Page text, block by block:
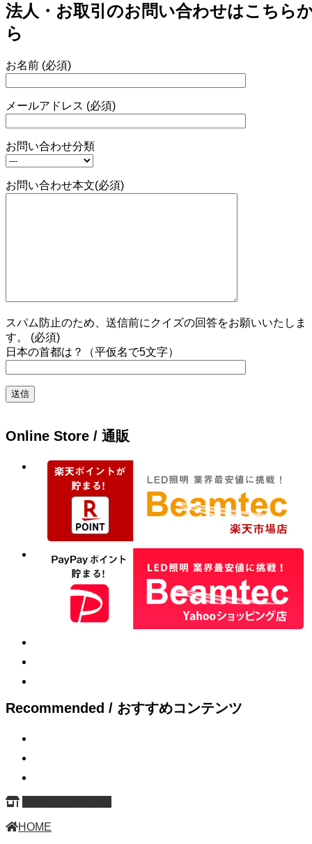
法人・お取引のお問い合わせはこちら
ら
お名前 (必須)
メールアドレス (必須)
お問い合わせ分類
お問い合わせ本文(必須)
スパム防止のため、送信前にクイズの回答をお願いいたしま
す。 (必須)
日本の首都は？（平仮名で5文字）
Online Store / 通販
Recommended / おすすめコンテンツ
HOME